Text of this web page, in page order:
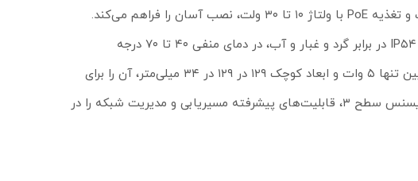
با گواهی‌نامه‌های معتبر مانند CE، FCC و ROHS و استاندارد محافظت IP۵۴ در برابر گرد و غبار و آب، در دمای منفی ۴۰ تا ۷۰ درجه
سانتی‌گراد و میانگین زمان بین خرابی بیش از ۱۰۰ هزار ساعت کار می‌کند. مصرف برق پایین تنها ۵ وات و ابعاد کوچک ۱۲۹ در ۱۲۹ در ۳۴ میلی‌متر، آن را برای
محیط‌های متنوع از جمله فضای باز مناسب کرده است. با سیستم عامل روتر او اس و لایسنس سطح ۳، قابلیت‌های پیشرفته مسیریابی و مدیریت شبکه را در